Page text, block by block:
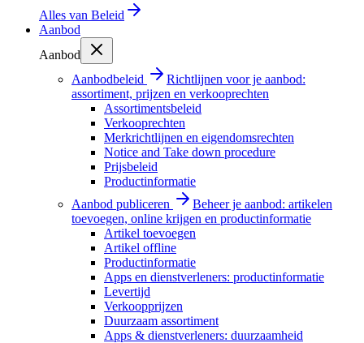
Alles van Beleid
Aanbod
Aanbod
Aanbodbeleid
Richtlijnen voor je aanbod:
assortiment, prijzen en verkooprechten
Assortimentsbeleid
Verkooprechten
Merkrichtlijnen en eigendomsrechten
Notice and Take down procedure
Prijsbeleid
Productinformatie
Aanbod publiceren
Beheer je aanbod: artikelen
toevoegen, online krijgen en productinformatie
Artikel toevoegen
Artikel offline
Productinformatie
Apps en dienstverleners: productinformatie
Levertijd
Verkoopprijzen
Duurzaam assortiment
Apps & dienstverleners: duurzaamheid